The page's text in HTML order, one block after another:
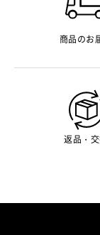
商品のお
返品・